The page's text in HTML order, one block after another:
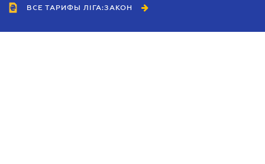
ВСЕ ТАРИФЫ ЛІГА:ЗАКОН